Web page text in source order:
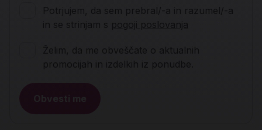
Potrjujem, da sem prebral/-a in razumel/-a
in se strinjam s pogoji poslovanja
Želim, da me obveščate o aktualnih
promocijah in izdelkih iz ponudbe.
Obvesti me